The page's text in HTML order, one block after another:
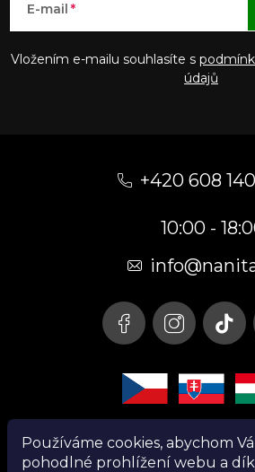
Používáme cookies, abychom
pohodlné prohlížení webu a
E-mail
Vložením e-mailu souhlasíte s
údajů
+420 608
10:00 -